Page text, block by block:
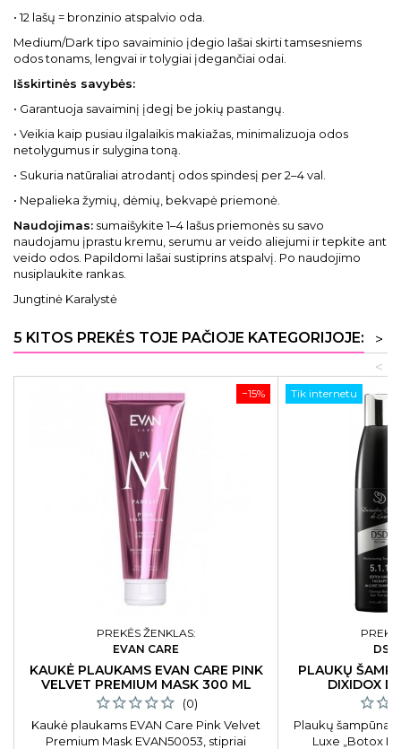
• 12 lašų = bronzinio atspalvio oda.
Medium/Dark tipo savaiminio įdegio lašai skirti tamsesniems
odos tonams, lengvai ir tolygiai įdegančiai odai.
Išskirtinės savybės:
• Garantuoja savaiminį įdegį be jokių pastangų.
• Veikia kaip pusiau ilgalaikis makiažas, minimalizuoja odos
netolygumus ir sulygina toną.
• Sukuria natūraliai atrodantį odos spindesį per 2–4 val.
• Nepalieka žymių, dėmių, bekvapė priemonė.
Naudojimas: sumaišykite 1–4 lašus priemonės su savo
naudojamu įprastu kremu, serumu ar veido aliejumi ir tepkite ant
veido odos. Papildomi lašai sustiprins atspalvį. Po naudojimo
nusiplaukite rankas.
Jungtinė Karalystė
5 KITOS PREKĖS TOJE PAČIOJE KATEGORIJOJE:
>
<
−15%
PREKĖS ŽENKLAS:
EVAN CARE
KAUKĖ PLAUKAMS EVAN CARE PINK
VELVET PREMIUM MASK 300 ML
(0)
Kaukė plaukams EVAN Care Pink Velvet
Premium Mask EVAN50053, stipriai
Tik internetu
DSD
PLAUKŲ
DIXIDOX
Plaukų
Luxe „Botox